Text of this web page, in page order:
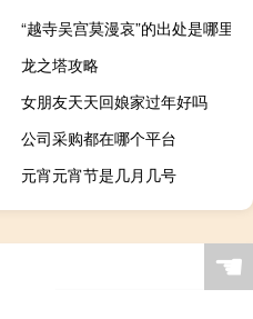
“越寺吴宫莫漫哀”的出处是哪里
龙之塔攻略
女朋友天天回娘家过年好吗
公司采购都在哪个平台
元宵元宵节是几月几号
☚